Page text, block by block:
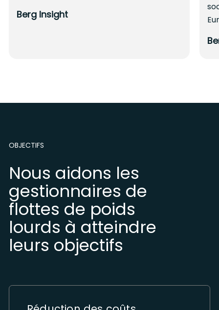
Berg Insight
OBJECTIFS
Nous aidons les
gestionnaires de
flottes de poids
lourds à atteindre
leurs objectifs